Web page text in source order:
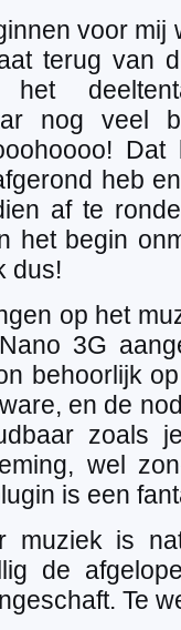
voor mij
terug van
nog veel
heb
af te
het begin
dus!
op het
3G
behoorlijk
en de
zoals
wel
is een
muziek is
de
Te